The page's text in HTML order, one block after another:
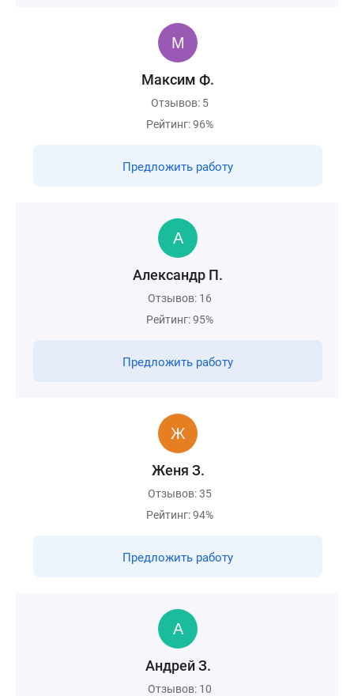
Максим Ф.
Отзывов: 5
Рейтинг: 96%
Предложить работу
Александр П.
Отзывов: 16
Рейтинг: 95%
Предложить работу
Женя З.
Отзывов: 35
Рейтинг: 94%
Предложить работу
Андрей З.
Отзывов: 10